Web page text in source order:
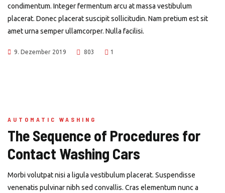
condimentum. Integer fermentum arcu at massa vestibulum
placerat. Donec placerat suscipit sollicitudin. Nam pretium est sit
amet urna semper ullamcorper. Nulla facilisi.
9. Dezember 2019 803 1
AUTOMATIC WASHING
The Sequence of Procedures for
Contact Washing Cars
Morbi volutpat nisi a ligula vestibulum placerat. Suspendisse
venenatis pulvinar nibh sed convallis. Cras elementum nunc a